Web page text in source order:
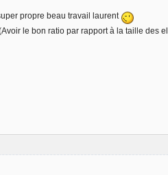
propre beau travail laurent
le bon ratio par rapport à la taille des